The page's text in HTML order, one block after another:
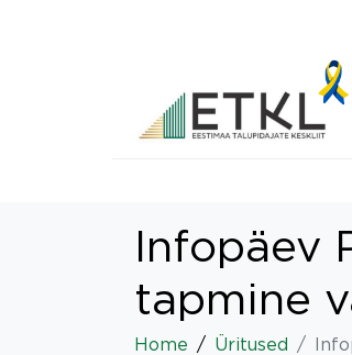
Infopäev
tapmine
Home Üritused